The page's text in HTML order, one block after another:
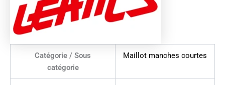
Catégorie / Sous
catégorie
Maillot manches courtes